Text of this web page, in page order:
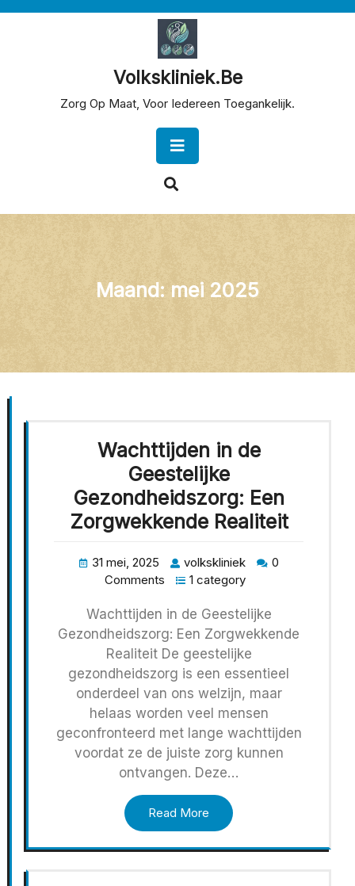
Volkskliniek.be
Zorg Op Maat, Voor Iedereen Toegankelijk.
Button
Maand: mei 2025
Wachttijden in de
Geestelijke
Gezondheidszorg: Een
Zorgwekkende Realiteit
31 mei, 2025 volkskliniek
0
Comments
1 category
Wachttijden in de Geestelijke
Gezondheidszorg: Een Zorgwekkende
Realiteit De geestelijke
gezondheidszorg is een essentieel
onderdeel van ons welzijn, maar
helaas worden veel mensen
geconfronteerd met lange wachttijden
voordat ze de juiste zorg kunnen
ontvangen. Deze…
Read More